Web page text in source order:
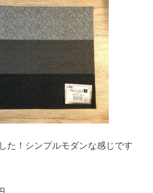
た！シンプルモダンな感じです